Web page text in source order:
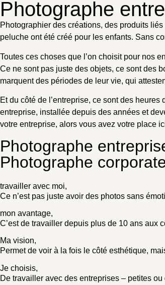
Photographe
Photographier des créations, des produits
peluche ont été créé pour les enfants. Sans
Toutes ces choses que l’on choisit pour nos
Ce ne sont pas juste des objets, ce sont des
marquent des périodes de leur vie, qui
Et du côté de l’entreprise, ce sont des
entreprise, installée depuis des années et
votre entreprise, alors vous avez votre place
Photographe
Photographe
travailler avec moi,
Ce n’est pas juste avoir des photos sans
mon avantage,
C’est de travailler depuis plus de 10 ans aux
Ma vision,
Permet de voir à la fois le côté esthétique,
Je choisis,
De travailler avec des entreprises – petites